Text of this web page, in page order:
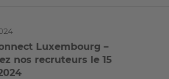
Luxembourg –
nos recruteurs le 15